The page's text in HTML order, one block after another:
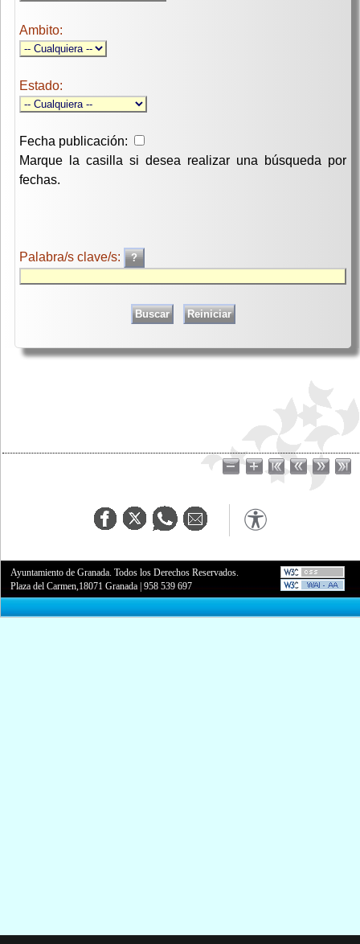
Ambito:
Estado:
Fecha publicación:
Marque la casilla si desea realizar una búsqueda por
fechas.
Palabra/s clave/s:
Ayuntamiento de Granada. Todos los Derechos Reservados.
Plaza del Carmen,18071 Granada |958 539 697